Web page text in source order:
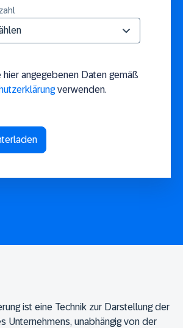
angegebenen Daten gemäß
verwenden.
ist eine Technik zur Darstellung der
Unternehmens, unabhängig von der